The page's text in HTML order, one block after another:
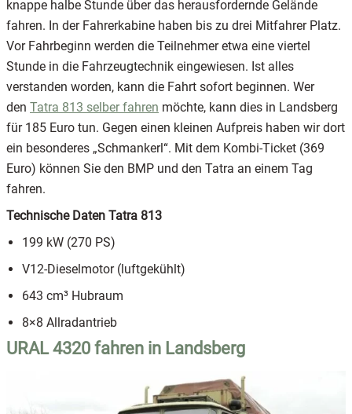
knappe halbe Stunde über das herausfordernde Gelände
fahren. In der Fahrerkabine haben bis zu drei Mitfahrer Platz.
Vor Fahrbeginn werden die Teilnehmer etwa eine viertel
Stunde in die Fahrzeugtechnik eingewiesen. Ist alles
verstanden worden, kann die Fahrt sofort beginnen. Wer
den Tatra 813 selber fahren möchte, kann dies in Landsberg
für 185 Euro tun. Gegen einen kleinen Aufpreis haben wir dort
ein besonderes „Schmankerl“. Mit dem Kombi-Ticket (369
Euro) können Sie den BMP und den Tatra an einem Tag
fahren.
Technische Daten Tatra 813
199 kW (270 PS)
V12-Dieselmotor (luftgekühlt)
643 cm³ Hubraum
8×8 Allradantrieb
URAL 4320 fahren in Landsberg